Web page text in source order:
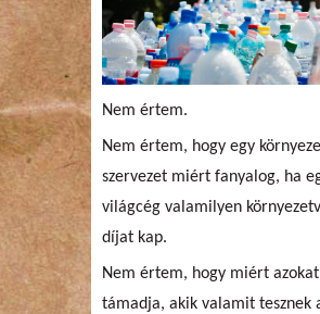
Nem értem.
Nem értem, hogy egy
szervezet miért fanyalog, ha
világcég valamilyen
díjat kap.
Nem értem, hogy miért azokat
támadja, akik valamit tesznek